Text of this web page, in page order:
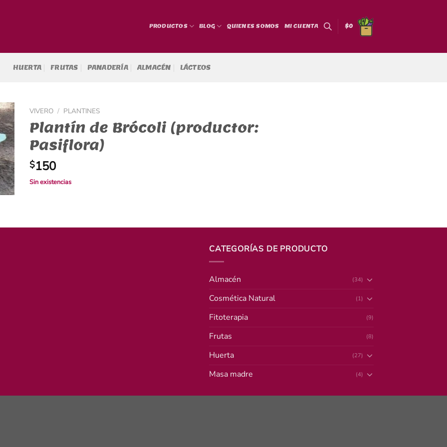
PRODUCTOS BLOG QUIENES SOMOS MI CUENTA $0
HUERTA FRUTAS PANADERÍA ALMACÉN LÁCTEOS
VIVERO / PLANTINES
Plantín de Brócoli (productor:
Pasiflora)
$150
Sin existencias
CATEGORÍAS DE PRODUCTO
Almacén (34)
Cosmética Natural (1)
Fitoterapia (9)
Frutas (8)
Huerta (27)
Masa madre (4)